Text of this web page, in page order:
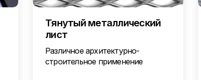
Тянутый металлический
лист
Различное архитектурно-
строительное применение